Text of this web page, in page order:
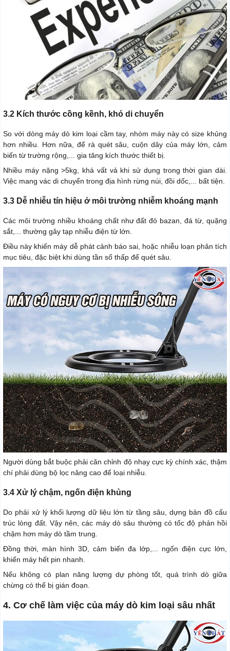
3.2 Kích thước cồng kềnh, khó di chuyển
So với dòng máy dò kim loại cầm tay, nhóm máy này có size khủng
hơn nhiều. Hơn nữa, để rà quét sâu, cuộn dây của máy lớn, cảm
biến từ trường rộng,... gia tăng kích thước thiết bị.
Nhiều máy nặng >5kg, khá vất vả khi sử dụng trong thời gian dài.
Việc mang vác di chuyển trong địa hình rừng núi, đồi dốc,... bất tiện.
3.3 Dễ nhiễu tín hiệu ở môi trường nhiễm khoáng mạnh
Các môi trường nhiều khoáng chất như đất đỏ bazan, đá từ, quặng
sắt,... thường gây tạp nhiễu điện từ lớn.
Điều này khiến máy dễ phát cảnh báo sai, hoặc nhiễu loạn phân tích
mục tiêu, đặc biệt khi dùng tần số thấp để quét sâu.
Người dùng bắt buộc phải căn chỉnh độ nhạy cực kỳ chính xác, thậm
chí phải dùng bộ lọc nâng cao để loại nhiễu.
3.4 Xử lý chậm, ngốn điện khủng
Do phải xử lý khối lượng dữ liệu lớn từ tầng sâu, dựng bản đồ cấu
trúc lòng đất. Vậy nên, các máy dò sâu thường có tốc độ phản hồi
chậm hơn máy dò tầm trung.
Đồng thời, màn hình 3D, cảm biến đa lớp,... ngốn điện cực lớn,
khiến máy hết pin nhanh.
Nếu không có plan năng lượng dự phòng tốt, quá trình dò giữa
chừng có thể bị gián đoạn.
4. Cơ chế làm việc của máy dò kim loại sâu nhất